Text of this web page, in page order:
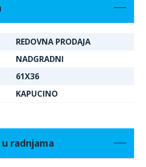
REDOVNA PRODAJA
NADGRADNI
61X36
KAPUCINO
radnjama